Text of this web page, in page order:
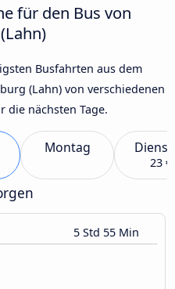
für den Bus von
Busfahrten aus dem
(Lahn) von verschiedenen
die nächsten Tage.
Montag
23 €
5 Std 55 Min